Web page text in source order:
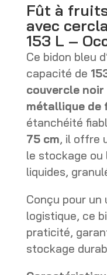
Fût à
avec
153 L –
Ce bidon bleu
capacité de
couvercle
métallique de
étanchéité
75 cm, il offre
le stockage
liquides,
Conçu pour un
logistique, ce
praticité,
stockage